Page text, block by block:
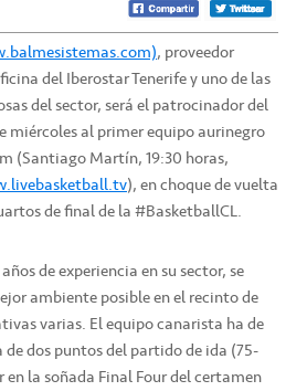
, proveedor
del Iberostar Tenerife y uno de las
del sector, será el patrocinador del
miércoles al primer equipo aurinegro
(Santiago Martín, 19:30 horas,
), en choque de vuelta
de final de la #BasketballCL.
de experiencia en su sector, se
ambiente posible en el recinto de
varias. El equipo canarista ha de
dos puntos del partido de ida (75-
la soñada Final Four del certamen